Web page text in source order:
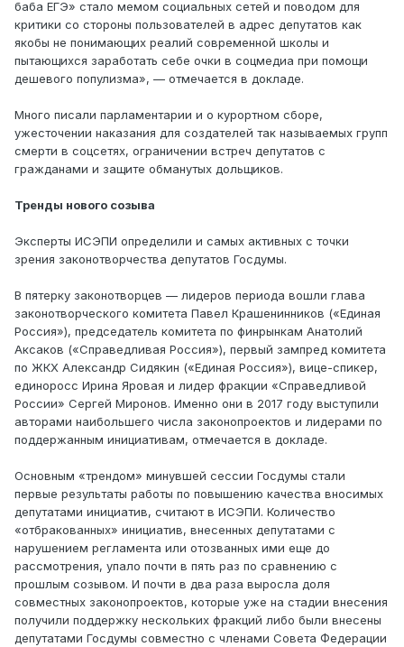
баба ЕГЭ» стало мемом социальных сетей и поводом для
критики со стороны пользователей в адрес депутатов как
якобы не понимающих реалий современной школы и
пытающихся заработать себе очки в соцмедиа при помощи
дешевого популизма», — отмечается в докладе.
Много писали парламентарии и о курортном сборе,
ужесточении наказания для создателей так называемых групп
смерти в соцсетях, ограничении встреч депутатов с
гражданами и защите обманутых дольщиков.
Тренды нового созыва
Эксперты ИСЭПИ определили и самых активных с точки
зрения законотворчества депутатов Госдумы.
В пятерку законотворцев — лидеров периода вошли глава
законотворческого комитета Павел Крашенинников («Единая
Россия»), председатель комитета по финрынкам Анатолий
Аксаков («Справедливая Россия»), первый зампред комитета
по ЖКХ Александр Сидякин («Единая Россия»), вице-спикер,
единоросс Ирина Яровая и лидер фракции «Справедливой
России» Сергей Миронов. Именно они в 2017 году выступили
авторами наибольшего числа законопроектов и лидерами по
поддержанным инициативам, отмечается в докладе.
Основным «трендом» минувшей сессии Госдумы стали
первые результаты работы по повышению качества вносимых
депутатами инициатив, считают в ИСЭПИ. Количество
«отбракованных» инициатив, внесенных депутатами с
нарушением регламента или отозванных ими еще до
рассмотрения, упало почти в пять раз по сравнению с
прошлым созывом. И почти в два раза выросла доля
совместных законопроектов, которые уже на стадии внесения
получили поддержку нескольких фракций либо были внесены
депутатами Госдумы совместно с членами Совета Федерации